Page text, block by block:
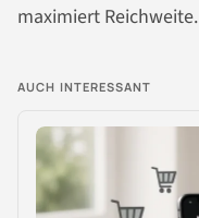
maximiert Reichweite.
AUCH INTERESSANT